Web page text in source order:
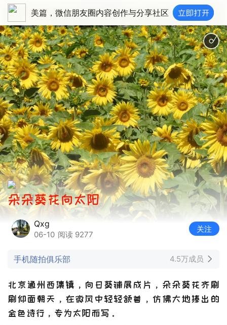
美篇，微信朋友圈内容创作与分享社区
朵朵葵花向太阳
Qxg
06-10 阅读 9277
关注
手机随拍俱乐部 4.5万成员
北京通州西集镇，向日葵铺展成片，朵朵葵花齐刷
刷仰面朝天，在微风中轻轻颔首，仿佛大地捧出的
金色诗行，专为太阳而写。